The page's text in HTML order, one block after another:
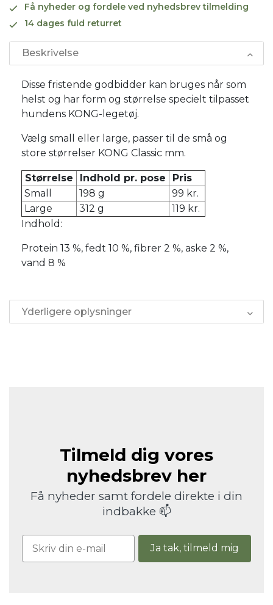
Få nyheder og fordele ved nyhedsbrev tilmelding
14 dages fuld returret
Beskrivelse
Disse fristende godbidder kan bruges når som
helst og har form og størrelse specielt tilpasset
hundens KONG-legetøj.
Vælg small eller large, passer til de små og
store størrelser KONG Classic mm.
Størrelse Indhold pr. pose
Pris
Small
198 g
99 kr.
Large
312 g
119 kr.
Indhold:
Protein 13 %, fedt 10 %, fibrer 2 %, aske 2 %,
vand 8 %
Yderligere oplysninger
Tilmeld dig vores
nyhedsbrev her
Få nyheder samt fordele direkte i din
indbakke 📫
Ja tak, tilmeld mig